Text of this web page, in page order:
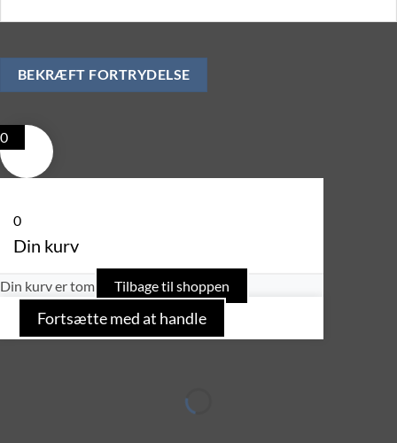
0
0
Din kurv
Din kurv er tom Tilbage til shoppen
Fortsætte med at handle